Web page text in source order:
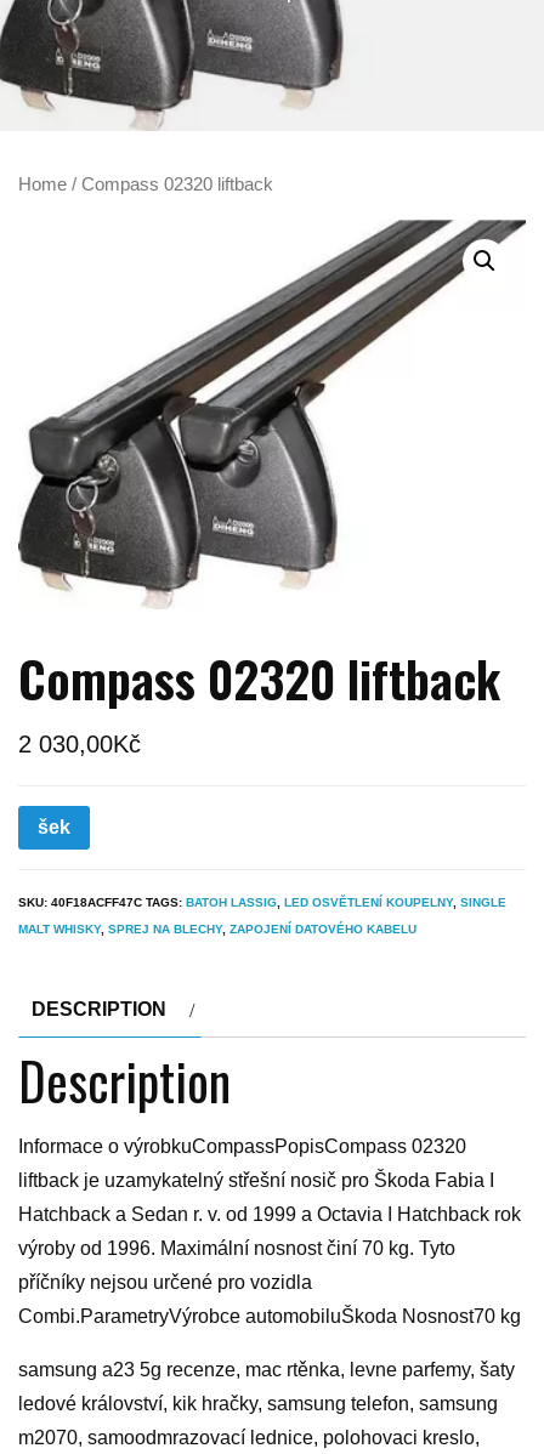
Home / Compass 02320 liftback
Compass 02320 liftback
2 030,00Kč
šek
SKU: 40F18ACFF47C TAGS: BATOH LASSIG LED OSVĚTLENÍ KOUPELNY, SINGLE
MALT WHISKY, SPREJ NA BLECHY, ZAPOJENÍ DATOVÉHO KABELU
DESCRIPTION
Description
Informace o výrobkuCompassPopisCompass 02320
liftback je uzamykatelný střešní nosič pro Škoda Fabia I
Hatchback a Sedan r. v. od 1999 a Octavia I Hatchback rok
výroby od 1996. Maximální nosnost činí 70 kg. Tyto
příčníky nejsou určené pro vozidla
Combi.ParametryVýrobce automobiluŠkoda Nosnost70 kg
samsung a23 5g recenze, mac rtěnka, levne parfemy, šaty
ledové království, kik hračky, samsung telefon, samsung
m2070, samoodmrazovací lednice, polohovaci kreslo,